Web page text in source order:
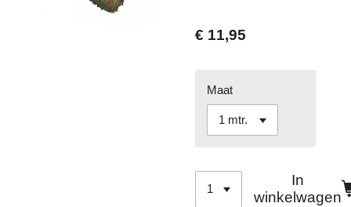
€ 11,95
Maat
In
winkelwagen